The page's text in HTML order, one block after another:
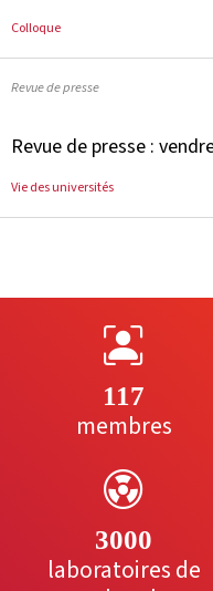
Colloque
Revue de presse
Revue de presse :
Vie des universités
117
membres
3000
laboratoires de